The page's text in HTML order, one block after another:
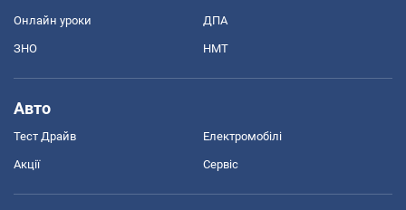
Онлайн уроки ДПА
ЗНО НМТ
Авто
Тест Драйв Електромобілі
Акції Сервіс